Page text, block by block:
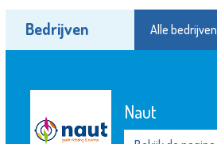
Bedrijven Alle bedrijven
Naut